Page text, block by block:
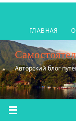
содержимому
ГЛАВНАЯ
Авторский блог